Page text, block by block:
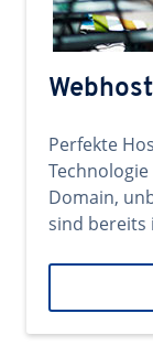
Perfekte
Domain,
sind bereits